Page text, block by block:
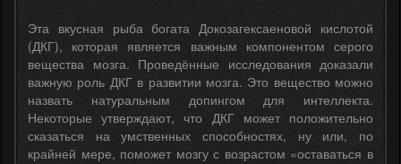
Эта вкусная рыба богата Докозагексаеновой кислотой
(ДКГ), которая является важным компонентом серого
вещества мозга. Проведённые исследования доказали
важную роль ДКГ в развитии мозга. Это вещество можно
назвать натуральным допингом для интеллекта.
Некоторые утверждают, что ДКГ может положительно
сказаться на умственных способностях, ну или, по
крайней мере, поможет мозгу с возрастом «оставаться в